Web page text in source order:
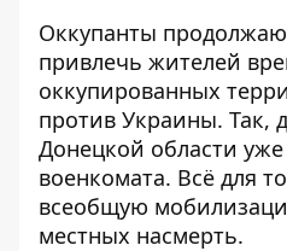
Оккупанты
привлечь жителей
оккупированных
против Украины. Так,
Донецкой области
военкомата. Всё для
всеобщую
местных насмерть.